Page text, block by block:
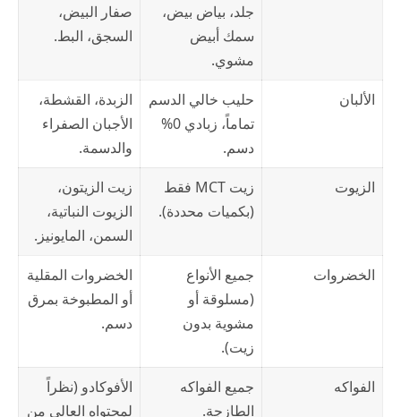
جلد، بياض بيض،
سمك أبيض
مشوي.
صفار البيض،
السجق، البط.
الألبان
حليب خالي الدسم
تماماً، زبادي 0%
دسم.
الزبدة، القشطة،
الأجبان الصفراء
والدسمة.
الزيوت
زيت MCT فقط
(بكميات محددة).
زيت الزيتون،
الزيوت النباتية،
السمن، المايونيز.
الخضروات
جميع الأنواع
(مسلوقة أو
مشوية بدون
زيت).
الخضروات المقلية
أو المطبوخة بمرق
دسم.
الفواكه
جميع الفواكه
الطازجة.
الأفوكادو (نظراً
لمحتواه العالي من